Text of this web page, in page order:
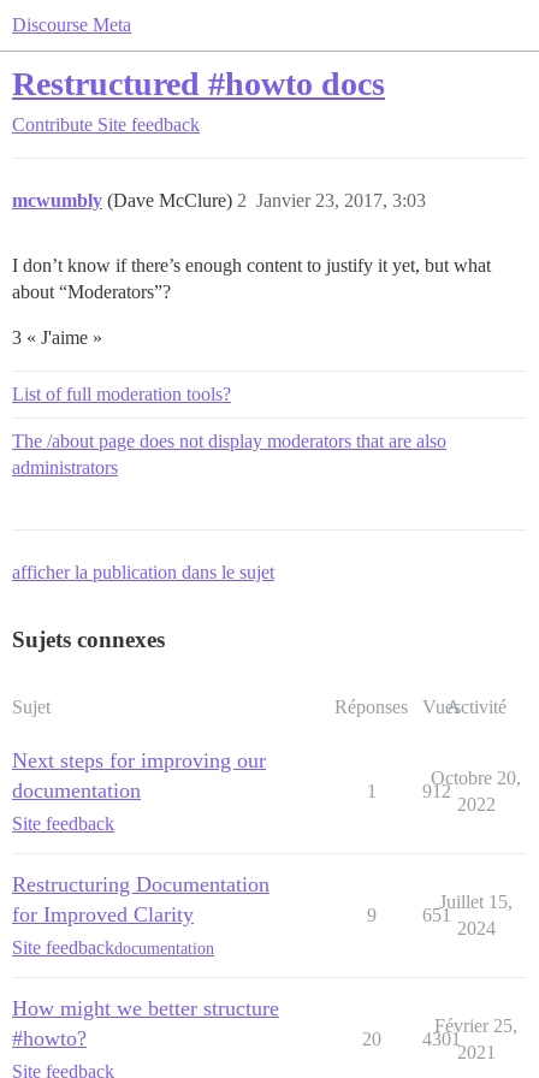
Discourse Meta
Restructured #howto docs
Contribute Site feedback
mcwumbly (Dave McClure) Janvier 23, 2017, 3:03
2
I don’t know if there’s enough content to justify it yet, but what
about “Moderators”?
3 « J'aime »
List of full moderation tools?
The /about page does not display moderators that are also
administrators
afficher la publication dans le sujet
Sujets connexes
Sujet Réponses VuesActivité
Next steps for improving our
documentation
Site feedback
1 912
Octobre 20,
2022
Restructuring Documentation
for Improved Clarity
Site feedbackdocumentation
9 651
Juillet 15,
2024
How might we better structure
#howto?
Site feedback
20 4301
Février 25,
2021